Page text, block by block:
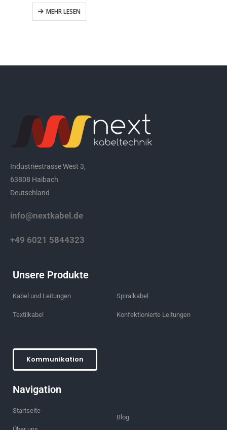
MEHR LESEN
Industriestrasse West 3,
63808 Haibach
Deutschland
info@nextkabel.de
+49 6021 5844323
Unsere Produkte
Kabel und Leitungen
Textilkabel
Spiralkabel
Konfektionierte Leitungen
Kommunikation
Navigation
Startseite
Blog